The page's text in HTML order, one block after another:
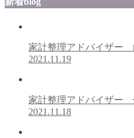
家計整理アドバイザー
2021.11.19
家計整理アドバイザー
2021.11.18